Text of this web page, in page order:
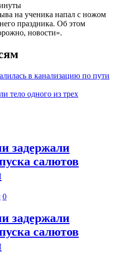
на ученика напал с ножом
праздника. Об этом
новости».
в канализацию по пути
тело одного из трех
задержали
салютов
0
задержали
салютов